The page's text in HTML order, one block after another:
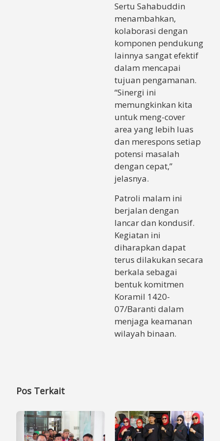
​Sertu Sahabuddin
menambahkan,
kolaborasi dengan
komponen pendukung
lainnya sangat efektif
dalam mencapai
tujuan pengamanan.
“Sinergi ini
memungkinkan kita
untuk meng-cover
area yang lebih luas
dan merespons setiap
potensi masalah
dengan cepat,”
jelasnya.
​Patroli malam ini
berjalan dengan
lancar dan kondusif.
Kegiatan ini
diharapkan dapat
terus dilakukan secara
berkala sebagai
bentuk komitmen
Koramil 1420-
07/Baranti dalam
menjaga keamanan
wilayah binaan.
Pos Terkait